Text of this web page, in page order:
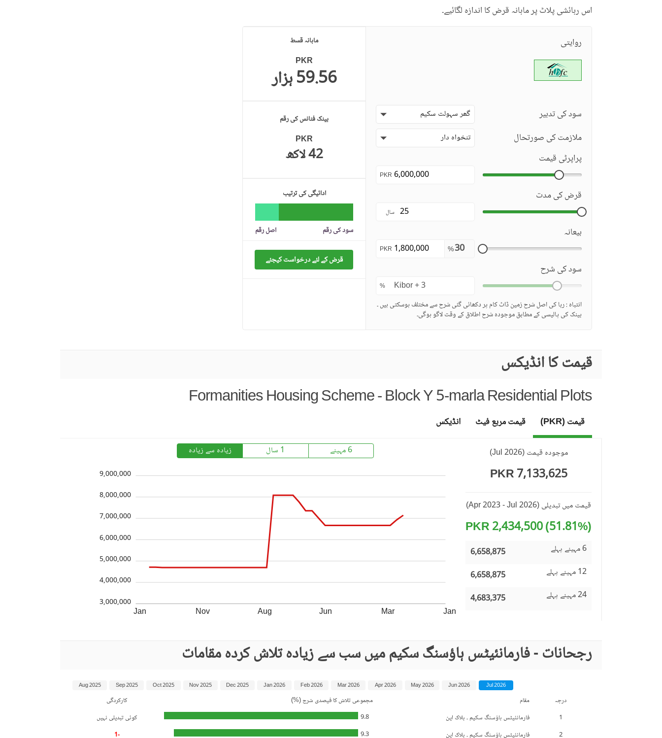
اس رہائشی پلاٹ پر ماہانہ قرض کا اندازہ لگائیے۔
روایتی
سود کی تدبیر گھر سہولت سکیم
ملازمت کی صورتحال تنخواہ دار
پراپرٹی قیمت
PKR
قرض کی مدت
سال
بیعانہ
%
PKR
سود کی شرح
%
انتباہ : ربا کی اصل شرح زمین ڈاٹ کام پر دکھائی گئی شرح سے مختلف ہوسکتی ہیں ۔
بینک کی پالیسی کے مطابق موجودہ شرح اطلاق کے وقت لاگو ہوگی۔
ماہانہ قسط
PKR
59.56 ہزار
بینک فنانس کی رقم
PKR
42 لاکھ
ادائیگی کی ترتیب
سود کی رقم اصل رقم
قرض کے لئے درخواست کیجئے
قیمت کا انڈیکس
Formanities Housing Scheme - Block Y 5-marla Residential Plots
موجودہ قیمت(
Jul 2026
)
7,133,625 PKR
قیمت میں تبدیلی(Apr 2023 - Jul 2026)
(51.81%) 2,434,500 PKR
6 مہینے پہلے
6,658,875
12 مہینے پہلے
6,658,875
24 مہینے پہلے
4,683,375
6 مہینے 1 سال زیادہ سے زیادہ
Jan Nov Aug Jun Mar Jan
3,000,000
4,000,000
5,000,000
6,000,000
7,000,000
8,000,000
9,000,000
قیمت (PKR) قیمت مربع فیٹ انڈیکس
رجحانات - فارمانئیٹس ہاؤسنگ سکیم میں سب سے زیادہ تلاش کردہ مقامات
درجہ مقام مجموعی تلاش کا فیصدی شرح (%)
کارکردگی
1
فارمانئیٹس ہاؤسنگ سکیم ۔ بلاک این 9.8
کوئی تبدیلی نہیں
2
فارمانئیٹس ہاؤسنگ سکیم ۔ بلاک این 9.3
-1
Jul 2026
Jun 2026
May 2026
Apr 2026
Mar 2026
Feb 2026
Jan 2026
Dec 2025
Nov 2025
Oct 2025
Sep 2025
Aug 2025